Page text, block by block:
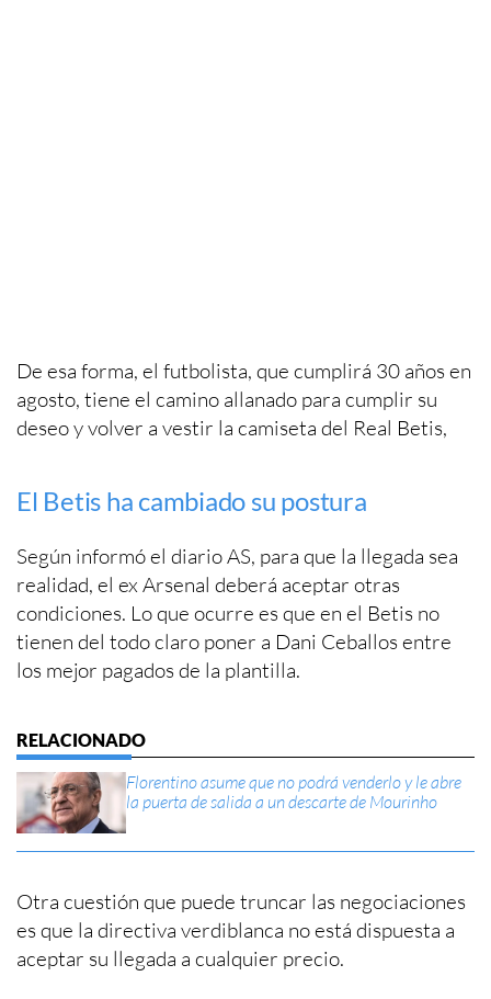
De esa forma, el futbolista, que cumplirá 30 años en
agosto, tiene el camino allanado para cumplir su
deseo y volver a vestir la camiseta del Real Betis,
El Betis ha cambiado su postura
Según informó el diario AS, para que la llegada sea
realidad, el ex Arsenal deberá aceptar otras
condiciones. Lo que ocurre es que en el Betis no
tienen del todo claro poner a Dani Ceballos entre
los mejor pagados de la plantilla.
Florentino asume que no podrá venderlo y le abre
la puerta de salida a un descarte de Mourinho
Otra cuestión que puede truncar las negociaciones
es que la directiva verdiblanca no está dispuesta a
aceptar su llegada a cualquier precio.